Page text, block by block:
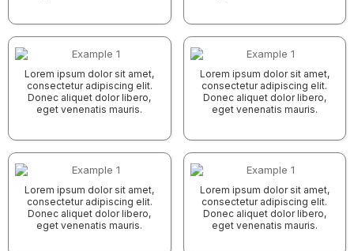
Lorem ipsum dolor sit amet,
consectetur adipiscing elit.
Donec aliquet dolor libero,
eget venenatis mauris.
Lorem ipsum dolor sit amet,
consectetur adipiscing elit.
Donec aliquet dolor libero,
eget venenatis mauris.
Lorem ipsum dolor sit amet,
consectetur adipiscing elit.
Donec aliquet dolor libero,
eget venenatis mauris.
Lorem ipsum dolor sit amet,
consectetur adipiscing elit.
Donec aliquet dolor libero,
eget venenatis mauris.